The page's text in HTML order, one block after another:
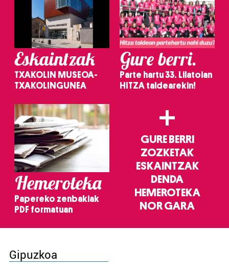
Eskaintzak
TXAKOLIN MUSEOA-
TXAKOLINGUNEA
Gure berri.
Parte hartu 33. Lilatoian
HITZA taldearekin!
Hemeroteka
Papereko zenbakiak
PDF formatuan
+
GURE BERRI
ZOZKETAK
ESKAINTZAK
DENDA
HEMEROTEKA
NOR GARA
Gipuzkoa